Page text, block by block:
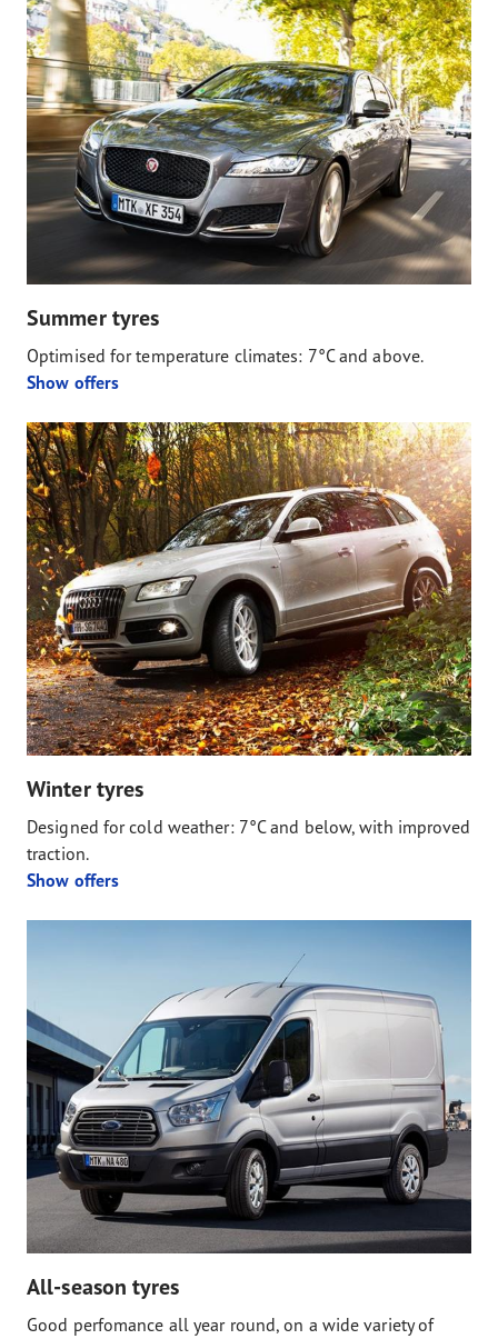
Summer tyres
Optimised for temperature climates: 7°C and above.
Show offers
Winter tyres
Designed for cold weather: 7°C and below, with improved
traction.
Show offers
All-season tyres
Good perfomance all year round, on a wide variety of